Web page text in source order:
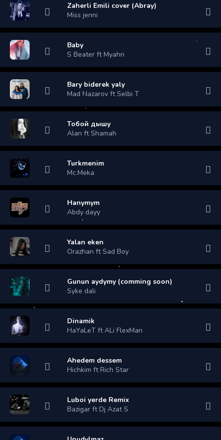
Zaherli Emili cover (Abray)
Miss jenni
Baby
S Beater ft Myahri
Bary biderek yaly
Mad Nazarov ft Selbi T
Тобой дышу
Alan ft Shamah
Turkmenim
Mc.Meka
Hanymym
Abdy dayy
Yalan eken
Orazhan ft Sad Boy
Gunun aydymy (comming soon)
Syke dali
Dinamik
HaYaLeT ft ALi FlexMan
Ahedem dessem
Hichkim ft Rich Star
Luboi yerde Remix
Bazigar ft Dj Azat S